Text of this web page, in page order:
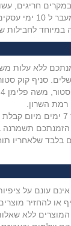
חריגים,
עסקים
לחבילות של
ללא עלות
זמן הגעה לסניף עד 7
הזמנתכם תשמרנה
של 30 ימים בלבד
עונם על
או להחזיר
המוצרים ללא